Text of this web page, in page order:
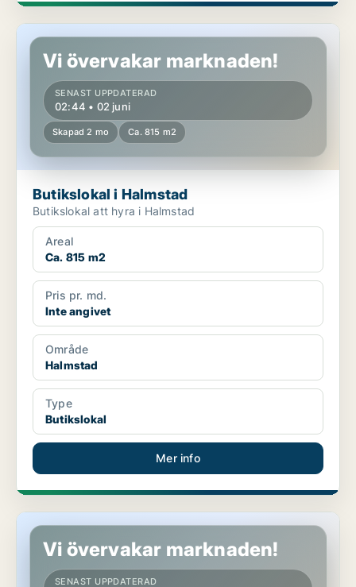
Butikslokal i Halmstad
Vi övervakar marknaden!
SENAST UPPDATERAD
02:44 • 02 juni
Skapad 2 mo Ca. 815 m2
Butikslokal i Halmstad
Butikslokal att hyra i Halmstad
Areal
Ca. 815 m2
Pris pr. md.
Inte angivet
Område
Halmstad
Type
Butikslokal
Mer info
Butikslokal i Halmstad
Vi övervakar marknaden!
SENAST UPPDATERAD